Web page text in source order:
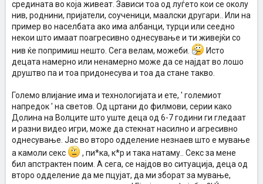
средината во која живеат. Зависи тоа од луѓето кои се околу
нив, роднини, пријатели, соученици, маалски другари.. Или на
пример во населбата ако има албанци, турци или сеедно
некои што имаат поагресивно однесување и ти живејќи со
нив ќе попримиш нешто. Сега велам, можеби.
Исто
децата намерно или ненамерно може да се најдат во лошо
друштво па и тоа придонесува и тоа да стане такво.
Големо влијание има и технологијата и ете, ' големиот
напредок ' на светов. Од цртани до филмови, серии како
Долина на Волците што уште деца од 6-7 години ги гледаат
и разни видео игри, може да стекнат насилно и агресивно
однесување. Јас во второ одделение незнаев што е мување
а камоли секс
, пи*ка, к*р и така натаму.. Секс за мене
бил апстрактен поим. А сега, се најдов во ситуација, деца од
второ одделение да ме пцујат, да ми зборат за мување,